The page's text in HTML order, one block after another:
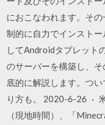
におこなわれます。そ
制的に自力でインスト
してAndroidタブレット
のサーバーを構築し、
底的に解説します。つ
り方も。 2020-6-26 ·
（現地時間）、「